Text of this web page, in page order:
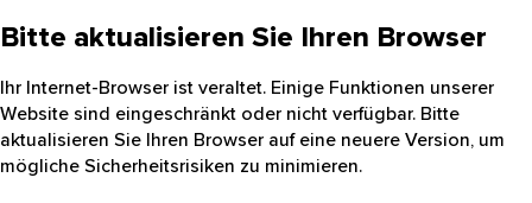
Bitte aktualisieren Sie Ihren Browser
Ihr Internet-Browser ist veraltet. Einige Funktionen unserer
Website sind eingeschränkt oder nicht verfügbar. Bitte
aktualisieren Sie Ihren Browser auf eine neuere Version, um
mögliche Sicherheitsrisiken zu minimieren.